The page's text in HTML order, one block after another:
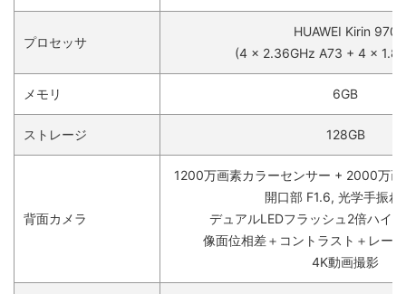
プロセッサ
HUAWEI Kirin 970
(4 x 2.36GHz A73 + 4 x
メモリ 6GB
ストレージ 128GB
背面カメラ
1200万画素カラーセンサー + 2000万
開口部 F1.6, 光学手振れ
デュアルLEDフラッシュ2倍ハイ
像面位相差＋コントラスト＋レー
4K動画撮影